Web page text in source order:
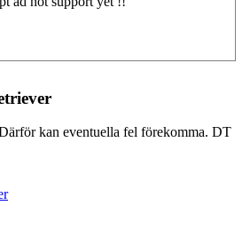
kan eventuella fel förekomma. DT